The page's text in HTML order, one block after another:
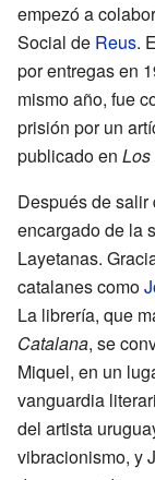
empezó a
Social de Reus.
por entregas en
mismo año, fue
prisión por un
publicado en
Después de salir
encargado de la
Layetanas.
catalanes como
La librería, que
Catalana, se
Miquel, en un
vanguardia
del artista
vibracionismo, y